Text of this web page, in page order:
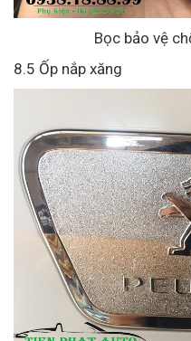
Bọc bảo vệ
8.5 Ốp nắp xăng